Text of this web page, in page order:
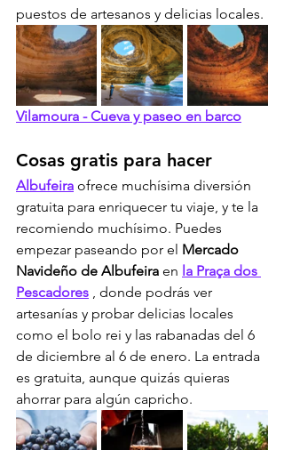
puestos de artesanos y delicias locales.
Vilamoura - Cueva y paseo en barco
Cosas gratis para hacer
Albufeira ofrece muchísima diversión
gratuita para enriquecer tu viaje, y te la
recomiendo muchísimo. Puedes
empezar paseando por el Mercado
Navideño de Albufeira en la Praça dos
Pescadores , donde podrás ver
artesanías y probar delicias locales
como el bolo rei y las rabanadas del 6
de diciembre al 6 de enero. La entrada
es gratuita, aunque quizás quieras
ahorrar para algún capricho.